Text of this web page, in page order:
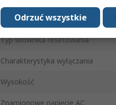
Mechanizm wyzwalania
Typ siłownika resetowania
Charakterystyka wyłączania
Wysokość
Znamionowe napięcie AC
Odrzuć wszystkie